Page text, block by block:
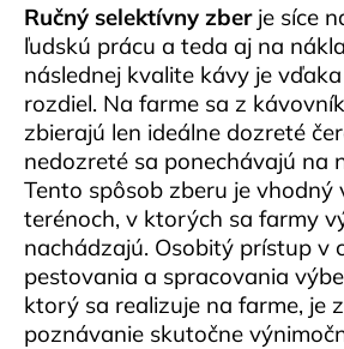
Ručný selektívny zberje síce
ľudskú prácu a teda aj na
následnej kvalite kávy je
rozdiel. Na farme sa z
zbierajú len ideálne dozreté
nedozreté sa ponechávajú na
Tento spôsob zberu je vhodný
terénoch, v ktorých sa farmy
nachádzajú. Osobitý prístup v
pestovania a spracovania
ktorý sa realizuje na farme, je
poznávanie skutočne